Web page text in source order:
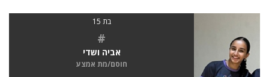
בת 15
#
אביה ושדי
חוסם/מת אמצע